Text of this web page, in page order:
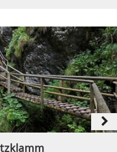
navigate_next